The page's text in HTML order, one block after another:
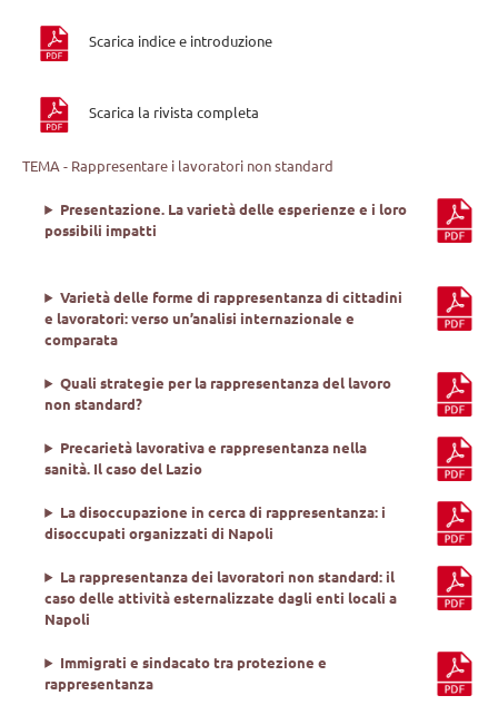
Scarica indice e introduzione
Scarica la rivista completa
TEMA - Rappresentare i lavoratori non standard
Presentazione. La varietà delle esperienze e i loro
possibili impatti
Varietà delle forme di rappresentanza di cittadini
e lavoratori: verso un’analisi internazionale e
comparata
Quali strategie per la rappresentanza del lavoro
non standard?
Precarietà lavorativa e rappresentanza nella
sanità. Il caso del Lazio
La disoccupazione in cerca di rappresentanza: i
disoccupati organizzati di Napoli
La rappresentanza dei lavoratori non standard: il
caso delle attività esternalizzate dagli enti locali a
Napoli
Immigrati e sindacato tra protezione e
rappresentanza